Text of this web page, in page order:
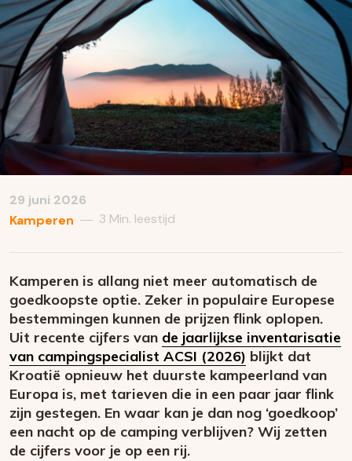
29 juni 2026
Kamperen — 3 Min. leestijd
Kamperen is allang niet meer automatisch de
goedkoopste optie. Zeker in populaire Europese
bestemmingen kunnen de prijzen flink oplopen.
Uit recente cijfers van de jaarlijkse inventarisatie
van campingspecialist ACSI (2026) blijkt dat
Kroatië opnieuw het duurste kampeerland van
Europa is, met tarieven die in een paar jaar flink
zijn gestegen. En waar kan je dan nog ‘goedkoop’
een nacht op de camping verblijven? Wij zetten
de cijfers voor je op een rij.